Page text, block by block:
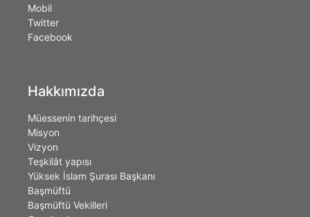
Mobil
Twitter
Facebook
Hakkımızda
Müessenin tarihçesi
Misyon
Vizyon
Teşkilât yapısı
Yüksek İslam Şurası Başkanı
Başmüftü
Başmüftü Vekilleri